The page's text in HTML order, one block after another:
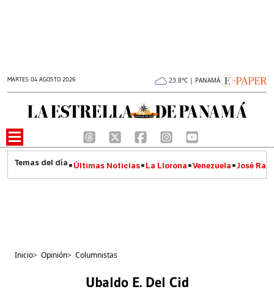
MARTES 04 AGOSTO 2026 23.8°C | PANAMÁ
Últimas Noticias La Llorona Venezuela José
Inicio> Opinión> Columnistas
Ubaldo E. Del Cid